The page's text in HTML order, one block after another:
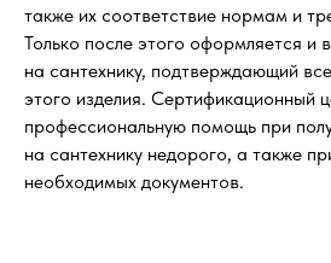
также их соответствие нормам и
Только после этого оформляется и
на сантехнику, подтверждающий
этого изделия.
профессиональную помощь при
на сантехнику недорого, а также
необходимых документов.